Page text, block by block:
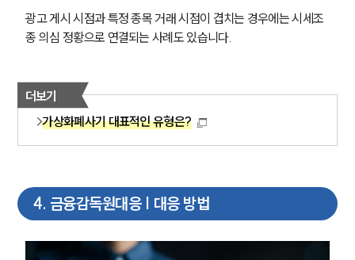
광고 게시 시점과 특정 종목 거래 시점이 겹치는 경우에는 시세조
종 의심 정황으로 연결되는 사례도 있습니다.
더보기
가상화폐사기 대표적인 유형은?
4. 금융감독원대응 | 대응 방법